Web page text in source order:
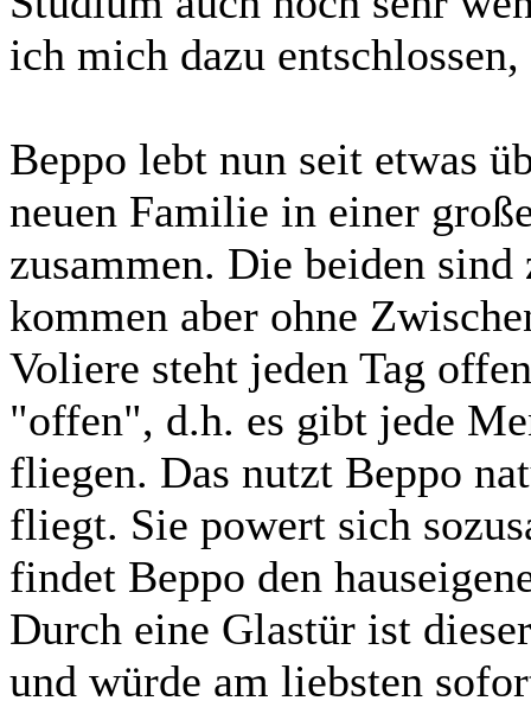
ich mich dazu entschlossen,
Beppo lebt nun seit etwas
neuen Familie in einer
zusammen. Die beiden
kommen aber ohne
Voliere steht jeden Tag
"offen", d.h. es gibt jede
fliegen. Das nutzt Beppo
fliegt. Sie powert sich
findet Beppo den
Durch eine Glastür ist
und würde am liebsten